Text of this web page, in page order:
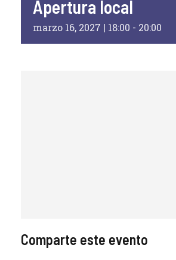
Apertura local
marzo 16, 2027 | 18:00 - 20:00
Comparte este evento